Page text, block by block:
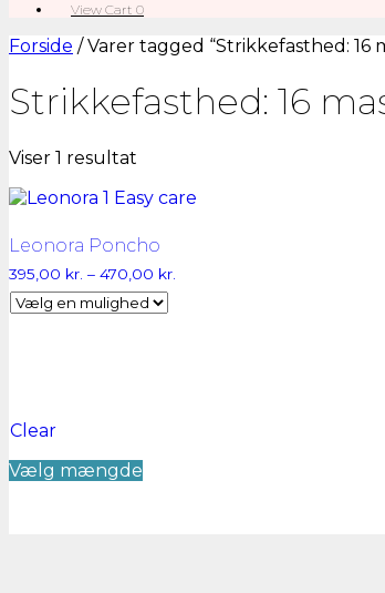
View
cart
View Cart 0
Forside / Varer tagged “Strikkefasthed: 16
Strikkefasthed: 16
Viser 1 resultat
Leonora Poncho
395,00 kr. – 470,00 kr.
Clear
Vælg mængde